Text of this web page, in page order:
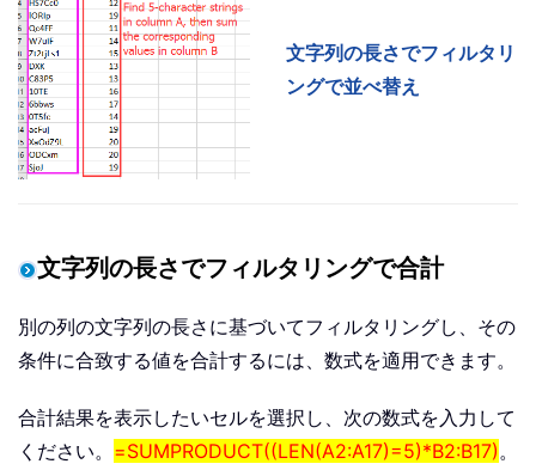
文字列の長さでフィルタリ
ングで並べ替え
文字列の長さでフィルタリングで合計
別の列の文字列の長さに基づいてフィルタリングし、その
条件に合致する値を合計するには、数式を適用できます。
合計結果を表示したいセルを選択し、次の数式を入力して
ください。 =SUMPRODUCT((LEN(A2:A17)=5)*B2:B17) 。